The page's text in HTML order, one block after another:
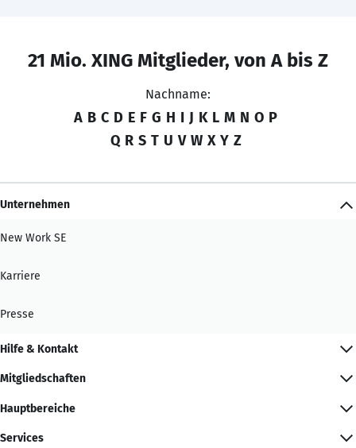
21 Mio. XING Mitglieder, von A bis Z
Nachname:
A B C D E F G H I J K L M N O P
Q R S T U V W X Y Z
Unternehmen
New Work SE
Karriere
Presse
Hilfe & Kontakt
Mitgliedschaften
Hauptbereiche
Services